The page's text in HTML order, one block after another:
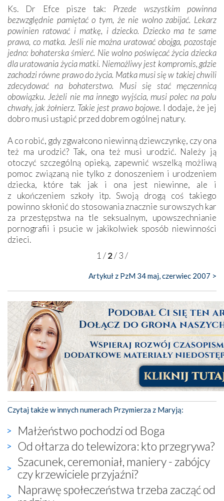
Ks. Dr Efce pisze tak: Przede wszystkim powinna
bezwzględnie pamiętać o tym, że nie wolno zabijać. Lekarz
powinien ratować i matkę, i dziecko. Dziecko ma te same
prawa, co matka. Jeśli nie można uratować obojga, pozostaje
jedno: bohaterska śmierć. Nie wolno poświęcać życia dziecka
dla uratowania życia matki. Niemożliwy jest kompromis, gdzie
zachodzi równe prawo do życia. Matka musi się w takiej chwili
zdecydować na bohaterstwo. Musi się stać męczennicą
obowiązku. Jeżeli nie ma innego wyjścia, musi polec na polu
chwały, jak żołnierz. Takie jest prawo bojowe. I dodaje, że jej
dobro musi ustąpić przed dobrem ogólnej natury.
A co robić, gdy zgwałcono niewinną dziewczynkę, czy ona
też ma urodzić? Tak, ona też musi urodzić. Należy ją
otoczyć szczególną opieką, zapewnić wszelką możliwą
pomoc związaną nie tylko z donoszeniem i urodzeniem
dziecka, które tak jak i ona jest niewinne, ale i
z ukończeniem szkoły itp. Swoją drogą coś takiego
powinno skłonić do stosowania znacznie surowszych kar
za przestępstwa na tle seksualnym, upowszechnianie
pornografii i psucie w jakikolwiek sposób niewinności
dzieci.
1 /2/3/
Artykuł z PzM 34 maj, czerwiec 2007 >
Czytaj także w innych numerach Przymierza z Maryją:
Małżeństwo pochodzi od Boga
Od ołtarza do telewizora: kto przegrywa?
Szacunek, ceremoniał, maniery - zabójcy
czy krzewiciele przyjaźni?
Naprawę społeczeństwa trzeba zacząć od